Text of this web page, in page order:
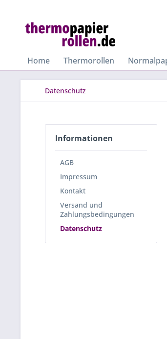
Home Thermorollen
Datenschutz
Informationen
AGB
Impressum
Kontakt
Versand und
Zahlungsbedingungen
Datenschutz